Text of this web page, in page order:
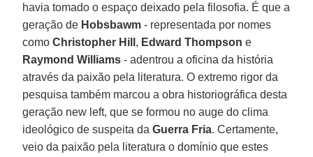
havia tomado o espaço deixado pela filosofia. É que a
geração de Hobsbawm - representada por nomes
comoChristopher Hill , Edward Thompson e
Raymond Williams - adentrou a oficina da história
através da paixão pela literatura. O extremo rigor da
pesquisa também marcou a obra historiográfica desta
geração new left, que se formou no auge do clima
ideológico de suspeita daGuerra Fria. Certamente,
veio da paixão pela literatura o domínio que estes